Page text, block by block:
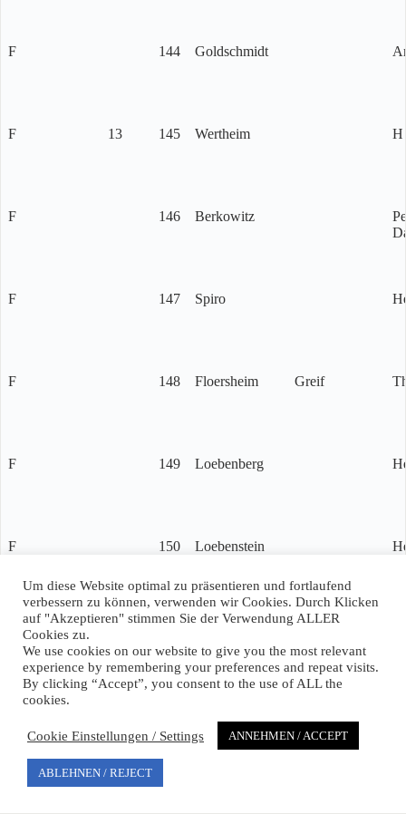
F 144 Goldschmidt
F 13 145 Wertheim H
F 146 Berkowitz
F 147 Spiro
F 148 Floersheim Greif
F 149 Loebenberg
F 150 Loebenstein
Um diese Website optimal zu präsentieren und fortlaufend
verbessern zu können, verwenden wir Cookies. Durch Klicken
auf "Akzeptieren" stimmen Sie der Verwendung ALLER
Cookies zu.
We use cookies on our website to give you the most relevant
experience by remembering your preferences and repeat visits.
By clicking “Accept”, you consent to the use of ALL the
cookies.
Cookie Einstellungen / Settings ANNEHMEN / ACCEPT
ABLEHNEN / REJECT